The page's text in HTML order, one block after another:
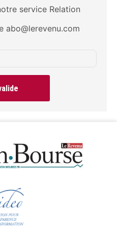
service Relation
abo@lerevenu.com